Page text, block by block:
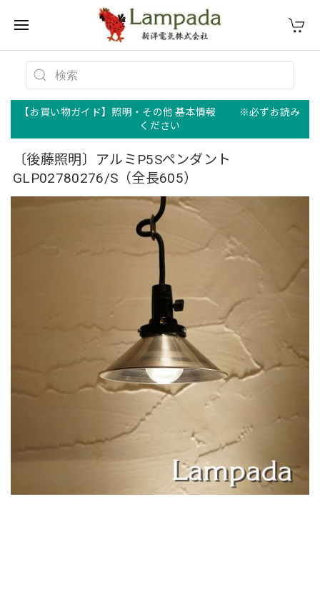
【お買い物ガイド】照明・その他 基本情報 ※必ずお読み
ください
〔後藤照明〕アルミP5Sペンダント
GLP02780276/S（全長605）